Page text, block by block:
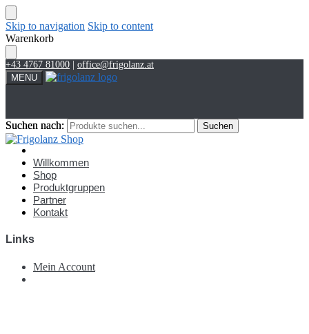
Skip to navigation Skip to content
Warenkorb
+43 4767 81000
office@frigolanz.at
MENU
Suchen nach: Suchen
Suchen nach: Suchen
Willkommen
Shop
Produktgruppen
Partner
Kontakt
Links
Mein Account